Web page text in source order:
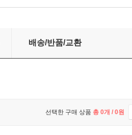
학동네시인선 146
배송/반품/교환
선택한 구매 상품 총 0개 / 0원